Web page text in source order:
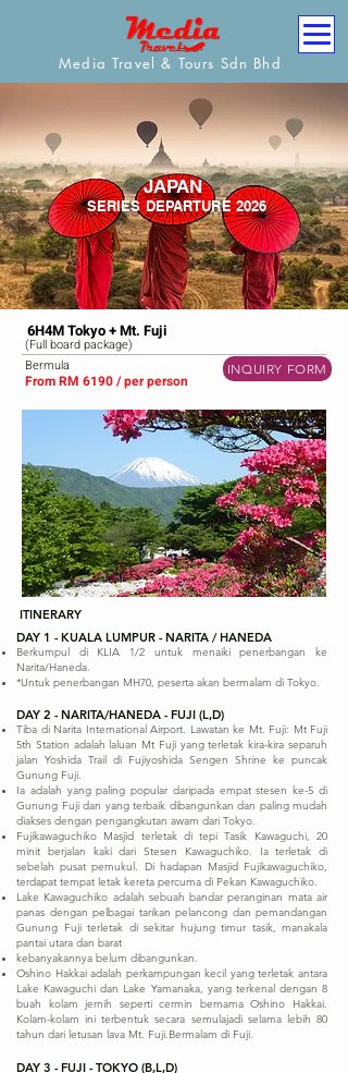
Media Travel & Tours Sdn Bhd
JAPAN
SERIES DEPARTURE 2026
6H4M Tokyo + Mt. Fuji
(Full board package)
Bermula
From RM 6190 / per person
INQUIRY FORM
ITINERARY
DAY 1 - KUALA LUMPUR - NARITA / HANEDA
Berkumpul di KLIA 1/2 untuk menaiki penerbangan ke
Narita/Haneda.
*Untuk penerbangan MH70, peserta akan bermalam di Tokyo.
DAY 2 - NARITA/HANEDA - FUJI (L,D)
Tiba di Narita International Airport. Lawatan ke Mt. Fuji: Mt Fuji
5th Station adalah laluan Mt Fuji yang terletak kira-kira separuh
jalan Yoshida Trail di Fujiyoshida Sengen Shrine ke puncak
Gunung Fuji.
Ia adalah yang paling popular daripada empat stesen ke-5 di
Gunung Fuji dan yang terbaik dibangunkan dan paling mudah
diakses dengan pengangkutan awam dari Tokyo.
Fujikawaguchiko Masjid terletak di tepi Tasik Kawaguchi, 20
minit berjalan kaki dari Stesen Kawaguchiko. Ia terletak di
sebelah pusat pemukul. Di hadapan Masjid Fujikawaguchiko,
terdapat tempat letak kereta percuma di Pekan Kawaguchiko.
Lake Kawaguchiko adalah sebuah bandar peranginan mata air
panas dengan pelbagai tarikan pelancong dan pemandangan
Gunung Fuji terletak di sekitar hujung timur tasik, manakala
pantai utara dan barat
kebanyakannya belum dibangunkan.
Oshino Hakkai adalah perkampungan kecil yang terletak antara
Lake Kawaguchi dan Lake Yamanaka, yang terkenal dengan 8
buah kolam jernih seperti cermin bernama Oshino Hakkai.
Kolam-kolam ini terbentuk secara semulajadi selama lebih 80
tahun dari letusan lava Mt. Fuji.Bermalam di Fuji.
DAY 3 - FUJI - TOKYO (B,L,D)